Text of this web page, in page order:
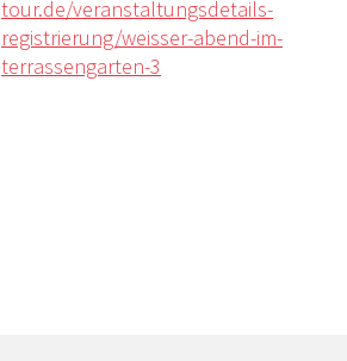
tour.de/veranstaltungsdetails-
registrierung/weisser-abend-im-
terrassengarten-3